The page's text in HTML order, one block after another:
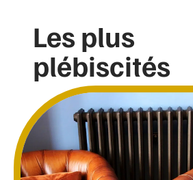
Les plus
plébiscités